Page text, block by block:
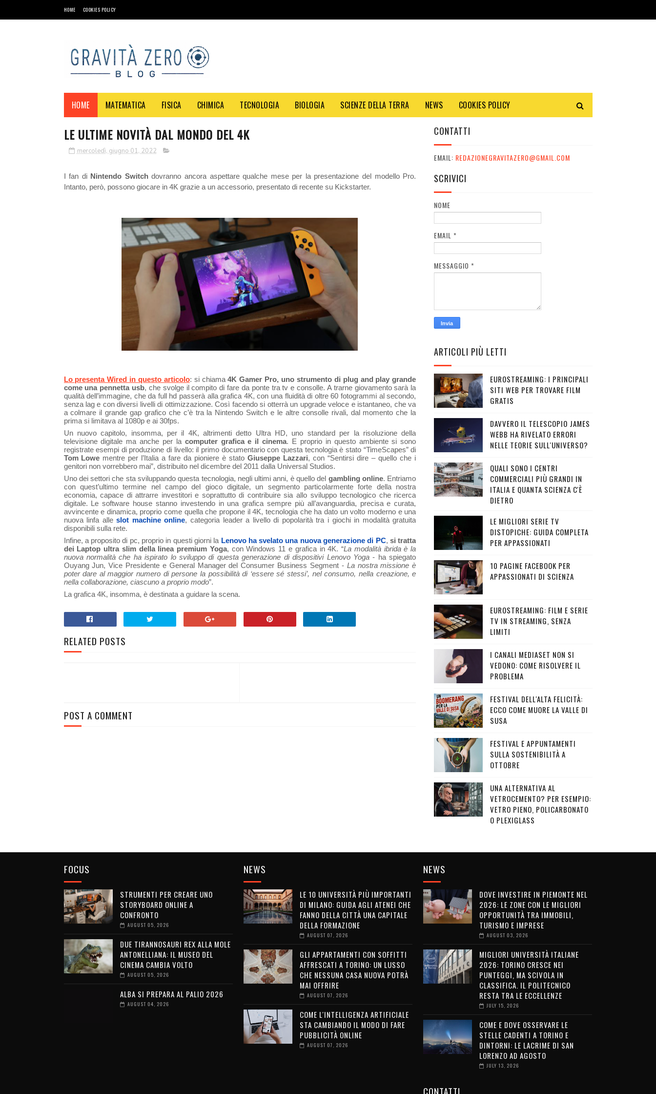
HOME COOKIES POLICY
HOME MATEMATICA FISICA CHIMICA TECNOLOGIA BIOLOGIA SCIENZE DELLA TERRA NEWS COOKIES POLICY
LE ULTIME NOVITÀ DAL MONDO DEL 4K
mercoledì, giugno 01, 2022
I fan di Nintendo Switchdovranno ancora aspettare qualche mese per la presentazione del modello Pro.
Intanto, però, possono giocare in 4K grazie a un accessorio, presentato di recente su Kickstarter.
Lo presenta Wired in questo articolo: si chiama4K Gamer Pro, uno strumento di plug and play grande
come una pennetta usb, che svolge il compito di fare da ponte tra tv e consolle. A trarne giovamento sarà la
qualità dell’immagine, che da full hd passerà alla grafica 4K, con una fluidità di oltre 60 fotogrammi al secondo,
senza lag e con diversi livelli di ottimizzazione. Così facendo si otterrà un upgrade veloce e istantaneo, che va
a colmare il grande gap grafico che c’è tra la Nintendo Switch e le altre consolle rivali, dal momento che la
prima si limitava al 1080p e ai 30fps.
Un nuovo capitolo, insomma, per il 4K, altrimenti detto Ultra HD, uno standard per la risoluzione della
televisione digitale ma anche per la computer grafica e il cinema. E proprio in questo ambiente si sono
registrate esempi di produzione di livello: il primo documentario con questa tecnologia è stato “TimeScapes” di
Tom Lowe mentre per l’Italia a fare da pioniere è statoGiuseppe Lazzari, con “Sentirsi dire – quello che i
genitori non vorrebbero mai”, distribuito nel dicembre del 2011 dalla Universal Studios.
Uno dei settori che sta sviluppando questa tecnologia, negli ultimi anni, è quello del gambling online. Entriamo
con quest’ultimo termine nel campo del gioco digitale, un segmento particolarmente forte della nostra
economia, capace di attrarre investitori e soprattutto di contribuire sia allo sviluppo tecnologico che ricerca
digitale. Le software house stanno investendo in una grafica sempre più all’avanguardia, precisa e curata,
avvincente e dinamica, proprio come quella che propone il 4K, tecnologia che ha dato un volto moderno e una
nuova linfa alleslot machine online, categoria leader a livello di popolarità tra i giochi in modalità gratuita
disponibili sulla rete.
Infine, a proposito di pc, proprio in questi giorni la Lenovo ha svelato una nuova generazione di PC, si tratta
dei Laptop ultra slim della linea premium Yoga, con Windows 11 e grafica in 4K. “La modalità ibrida è la
nuova normalità che ha ispirato lo sviluppo di questa generazione di dispositivi Lenovo Yoga- ha spiegato
Ouyang Jun, Vice Presidente e General Manager del Consumer Business Segment - La nostra missione è
poter dare al maggior numero di persone la possibilità di ‘essere sé stessi’, nel consumo, nella creazione, e
nella collaborazione, ciascuno a proprio modo”.
La grafica 4K, insomma, è destinata a guidare la scena.
RELATED POSTS
POST A COMMENT
CONTATTI
EMAIL: REDAZIONEGRAVITAZERO@GMAIL.COM
SCRIVICI
NOME
EMAIL *
MESSAGGIO *
ARTICOLI PIÙ LETTI
EUROSTREAMING: I PRINCIPALI
SITI WEB PER TROVARE FILM
GRATIS
DAVVERO IL TELESCOPIO JAMES
WEBB HA RIVELATO ERRORI
NELLE TEORIE SULL'UNIVERSO?
QUALI SONO I CENTRI
COMMERCIALI PIÙ GRANDI IN
ITALIA E QUANTA SCIENZA C'È
DIETRO
LE MIGLIORI SERIE TV
DISTOPICHE: GUIDA COMPLETA
PER APPASSIONATI
10 PAGINE FACEBOOK PER
APPASSIONATI DI SCIENZA
EUROSTREAMING: FILM E SERIE
TV IN STREAMING, SENZA
LIMITI
I CANALI MEDIASET NON SI
VEDONO: COME RISOLVERE IL
PROBLEMA
FESTIVAL DELL'ALTA FELICITÀ:
ECCO COME MUORE LA VALLE DI
SUSA
FESTIVAL E APPUNTAMENTI
SULLA SOSTENIBILITÀ A
OTTOBRE
UNA ALTERNATIVA AL
VETROCEMENTO? PER ESEMPIO:
VETRO PIENO, POLICARBONATO
O PLEXIGLASS
FOCUS
STRUMENTI PER CREARE UNO
STORYBOARD ONLINE A
CONFRONTO
AUGUST 05, 2026
DUE TIRANNOSAURI REX ALLA MOLE
ANTONELLIANA: IL MUSEO DEL
CINEMA CAMBIA VOLTO
AUGUST 05, 2026
ALBA SI PREPARA AL PALIO 2026
AUGUST 04, 2026
NEWS
LE 10 UNIVERSITÀ PIÙ IMPORTANTI
DI MILANO: GUIDA AGLI ATENEI CHE
FANNO DELLA CITTÀ UNA CAPITALE
DELLA FORMAZIONE
AUGUST 07, 2026
GLI APPARTAMENTI CON SOFFITTI
AFFRESCATI A TORINO: UN LUSSO
CHE NESSUNA CASA NUOVA POTRÀ
MAI OFFRIRE
AUGUST 07, 2026
COME L'INTELLIGENZA ARTIFICIALE
STA CAMBIANDO IL MODO DI FARE
PUBBLICITÀ ONLINE
AUGUST 07, 2026
NEWS
DOVE INVESTIRE IN PIEMONTE NEL
2026: LE ZONE CON LE MIGLIORI
OPPORTUNITÀ TRA IMMOBILI,
TURISMO E IMPRESE
AUGUST 03, 2026
MIGLIORI UNIVERSITÀ ITALIANE
2026: TORINO CRESCE NEI
PUNTEGGI, MA SCIVOLA IN
CLASSIFICA. IL POLITECNICO
RESTA TRA LE ECCELLENZE
JULY 15, 2026
COME E DOVE OSSERVARE LE
STELLE CADENTI A TORINO E
DINTORNI: LE LACRIME DI SAN
LORENZO AD AGOSTO
JULY 13, 2026
CONTATTI